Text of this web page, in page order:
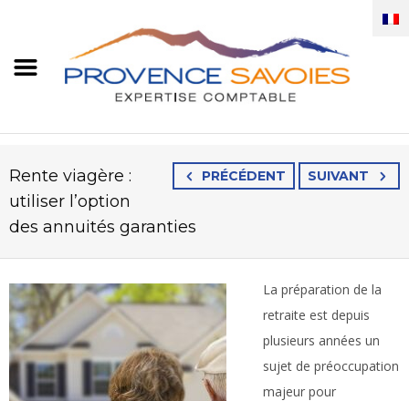
PRÉCÉDENT SUIVANT
Rente viagère :
utiliser l’option
des annuités garanties
La préparation de la
retraite est depuis
plusieurs années un
sujet de préoccupation
majeur pour